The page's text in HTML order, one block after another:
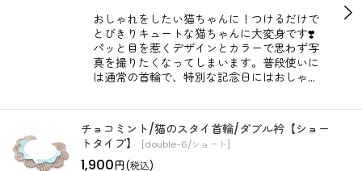
おしゃれをしたい猫ちゃんに！つけるだけで
とびきりキュートな猫ちゃんに大変身です❣️
パッと目を惹くデザインとカラーで思わず写
真を撮りたくなってしまいます。普段使いに
は通常の首輪で、特別な記念日にはおしゃ…
チョコミント/猫のスタイ首輪/ダブル衿【ショー
トタイプ】
[double-6/ショート]
1,900円(税込)